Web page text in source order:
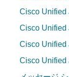
Cisco Unified
Cisco Unified
Cisco Unified
Cisco Unified